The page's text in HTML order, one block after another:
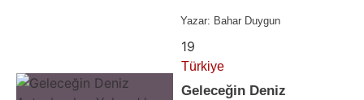
Yazar: Bahar Duygun
19
Türkiye
Geleceğin Deniz